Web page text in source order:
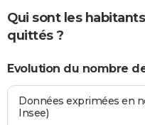
Qui sont les
quittés ?
Evolution du nombre
Données exprimées en
Insee)